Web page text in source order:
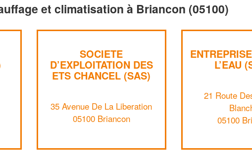
et climatisation à Briancon (05100)
SOCIETE
D’EXPLOITATION DES
ETS CHANCEL (SAS)
35 Avenue De La Liberation
05100 Briancon
L’EAU
21 Route
05100